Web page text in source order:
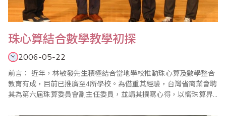
珠心算結合數學教學初探
2006-05-22
前言： 近年，林敏發先生積極結合當地學校推動珠心算及數學整合
教育有成，目前已推廣至4所學校。為借重其經驗，台灣省商業會聘
其為第六屆珠算委員會副主任委員，並請其撰寫心得，以嚮珠算界...